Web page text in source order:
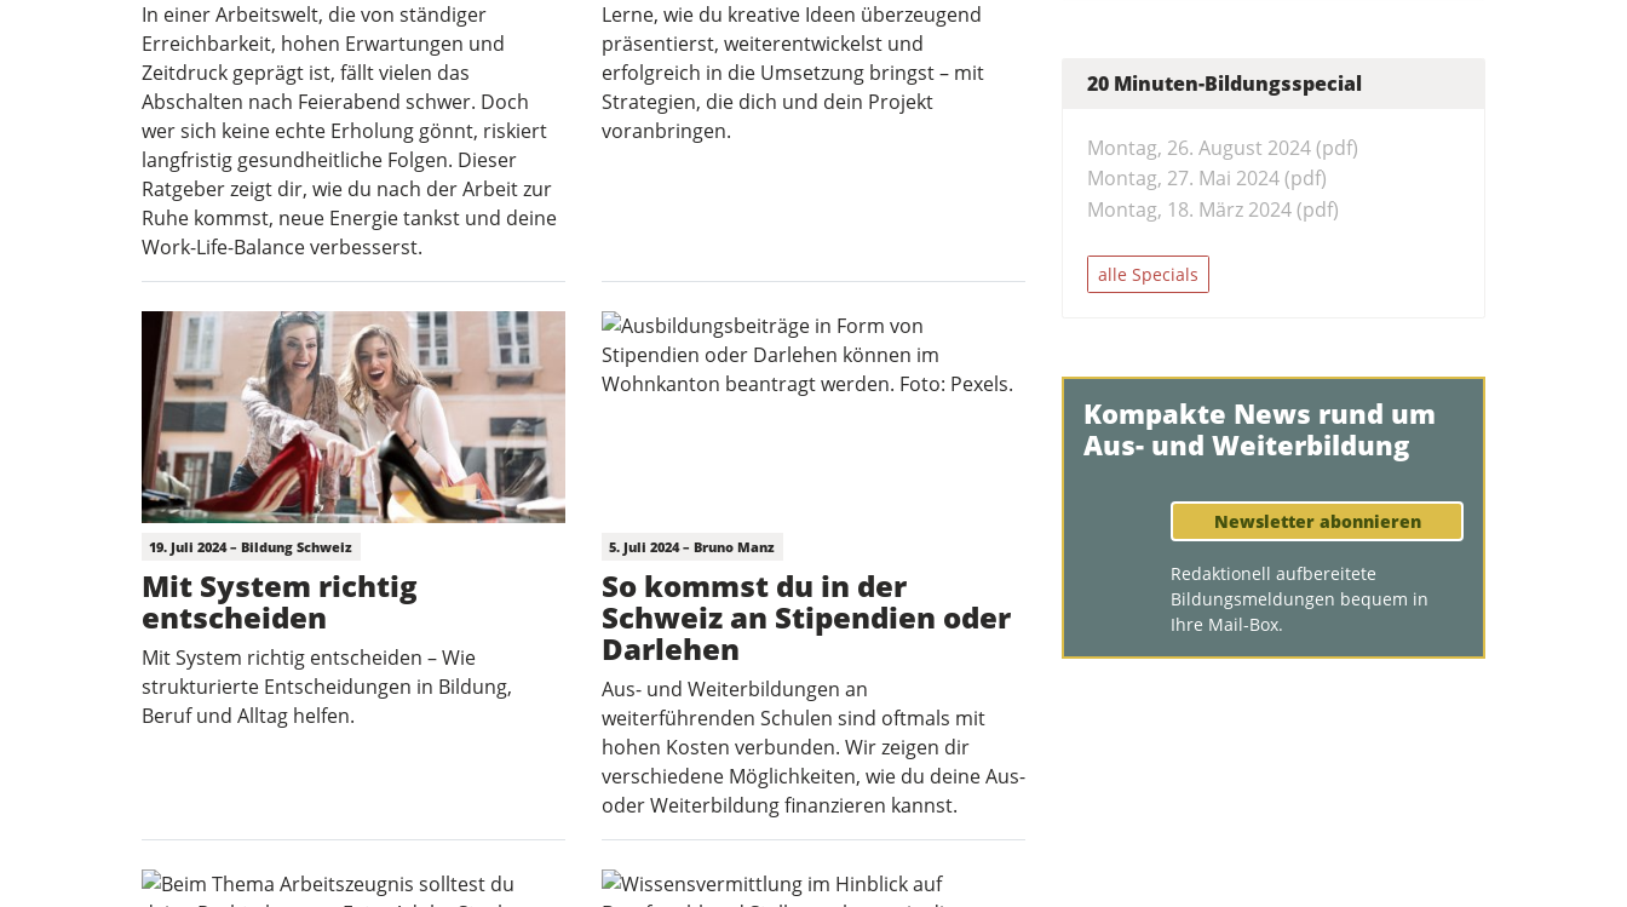
In einer Arbeitswelt, die von ständiger
Erreichbarkeit, hohen Erwartungen und
Zeitdruck geprägt ist, fällt vielen das
Abschalten nach Feierabend schwer. Doch
wer sich keine echte Erholung gönnt, riskiert
langfristig gesundheitliche Folgen. Dieser
Ratgeber zeigt dir, wie du nach der Arbeit zur
Ruhe kommst, neue Energie tankst und deine
Work-Life-Balance verbesserst.
Lerne, wie du kreative Ideen überzeugend
präsentierst, weiterentwickelst und
erfolgreich in die Umsetzung bringst – mit
Strategien, die dich und dein Projekt
voranbringen.
19. Juli 2024 – Bildung Schweiz
Mit System richtig
entscheiden
Mit System richtig entscheiden – Wie
strukturierte Entscheidungen in Bildung,
Beruf und Alltag helfen.
5. Juli 2024 – Bruno Manz
So kommst du in der
Schweiz an Stipendien oder
Darlehen
Aus- und Weiterbildungen an
weiterführenden Schulen sind oftmals mit
hohen Kosten verbunden. Wir zeigen dir
verschiedene Möglichkeiten, wie du deine Aus-
oder Weiterbildung finanzieren kannst.
20 Minuten-Bildungsspecial
Montag, 26. August 2024 (pdf)
Montag, 27. Mai 2024 (pdf)
Montag, 18. März 2024 (pdf)
alle Specials
Kompakte News rund um
Aus- und Weiterbildung
Newsletter abonnieren
Redaktionell aufbereitete
Bildungsmeldungen bequem in
Ihre Mail-Box.